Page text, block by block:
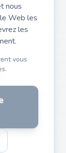
nous
Web les
les
vous